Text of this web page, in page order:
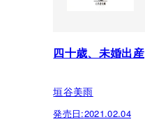
四十歳、未婚出産
垣谷美雨
発売日:2021.02.04